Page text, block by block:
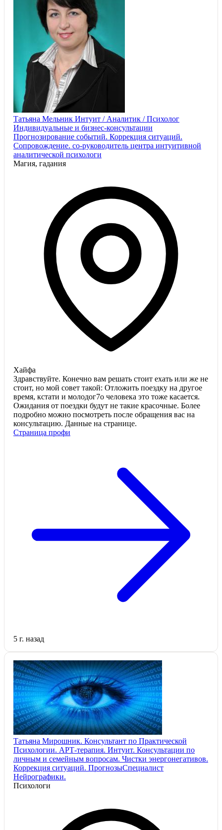
Татьяна Мельник Интуит / Аналитик / Психолог
Индивидуальные и бизнес-консультации
Прогнозирование событий. Коррекция ситуаций.
Сопровождение. со-руководитель центра интуитивной
аналитической психологи
Магия, гадания
Хайфа
Здравствуйте. Конечно вам решать стоит ехать или же не
стоит, но мой совет такой: Отложить поездку на другое
время, кстати и молодог7о человека это тоже касается.
Ожидания от поездки будут не такие красочные. Более
подробно можно посмотреть после обращения вас на
консультацию. Данные на странице.
Страница профи
5 г. назад
Татьяна Мирошник. Консультант по Практической
Психологии. АРТ-терапия. Интуит. Консультации по
личным и семейным вопросам. Чистки энергонегативов.
Коррекция ситуаций. ПрогнозыСпециалист
Нейрографики.
Психологи